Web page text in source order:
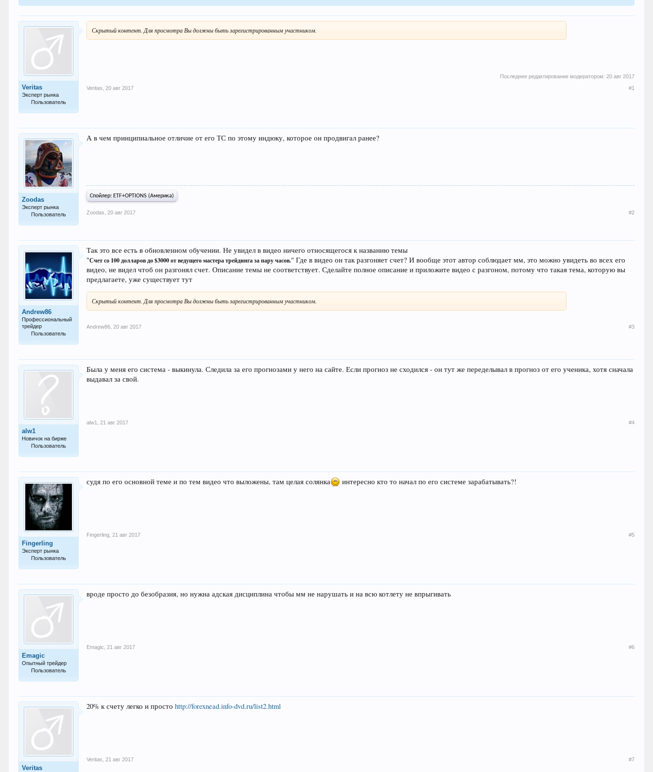
Veritas
Эксперт рынка
Пользователь
Скрытый контент. Для просмотра Вы должны быть зарегистрированным участником.
Последнее редактирование модератором: 20 авг 2017
Veritas
20 авг 2017 #1
Zoodas
Эксперт рынка
Пользователь
А в чем принципиальное отличие от его ТС по этому индюку, которое он продвигал ранее?
Спойлер: ETF+OPTIONS (Америка)
Zoodas 20 авг 2017 #2
Andrew86
Профессиональный
трейдер
Пользователь
Так это все есть в обновленном обучении. Не увидел в видео ничего относящегося к названию темы
"Счет со 100 долларов до $3000 от ведущего мастера трейдинга за пару часов." Где в видео он так разгоняет счет? И вообще этот автор соблюдает мм, это можно увидеть во всех его
видео, не видел чтоб он разгонял счет. Описание темы не соответствует. Сделайте полное описание и приложите видео с разгоном, потому что такая тема, которую вы
предлагаете, уже существует тут
Скрытый контент. Для просмотра Вы должны быть зарегистрированным участником.
Andrew86 20 авг 2017 #3
alw1
Новичок на бирже
Пользователь
Была у меня его система - выкинула. Следила за его прогнозами у него на сайте. Если прогноз не сходился - он тут же переделывал в прогноз от его ученика, хотя сначала
выдавал за свой.
alw1 21 авг 2017 #4
Fingerling
Эксперт рынка
Пользователь
судя по его основной теме и по тем видео что выложены, там целая солянка интересно кто то начал по его системе зарабатывать?!
Fingerling 21 авг 2017 #5
Emagic
Опытный трейдер
Пользователь
вроде просто до безобразия, но нужна адская дисциплина чтобы мм не нарушать и на всю котлету не впрыгивать
Emagic 21 авг 2017 #6
Veritas
20% к счету легко и простоhttp://forexnead.info-dvd.ru/list2.html
Veritas 21 авг 2017 #7